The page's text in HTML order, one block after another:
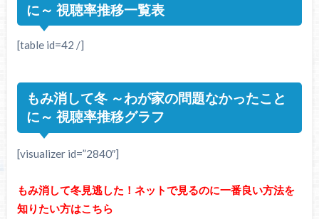
に～ 視聴率推移一覧表
[table id=42 /]
もみ消して冬 ～わが家の問題なかったこと
に～ 視聴率推移グラフ
[visualizer id=”2840″]
もみ消して冬見逃した！ネットで見るのに一番良い方法を
知りたい方はこちら